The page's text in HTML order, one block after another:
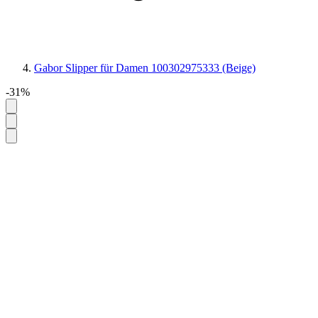
Gabor Slipper für Damen 100302975333 (Beige)
-31%